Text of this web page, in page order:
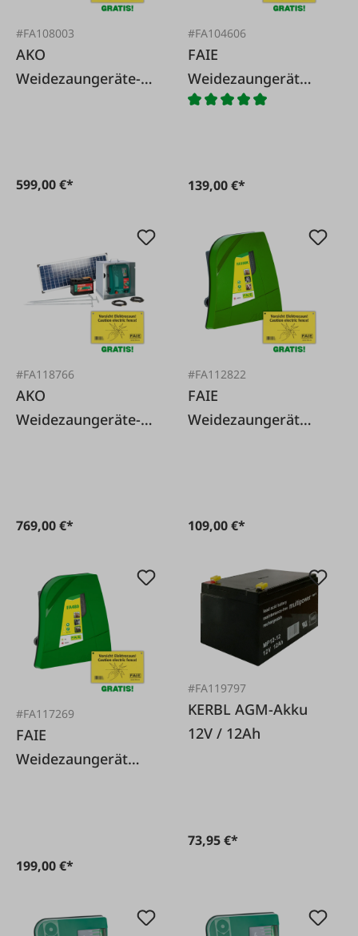
#FA108003
AKO
Weidezaungeräte-
599,00 €*
#FA104606
FAIE
Weidezaungerät
FA30K - 230/12/9V
139,00 €*
#FA118766
AKO
Weidezaungeräte-
769,00 €*
#FA112822
FAIE
Weidezaungerät
109,00 €*
#FA117269
FAIE
Weidezaungerät
199,00 €*
#FA119797
KERBL AGM-Akku
12V / 12Ah
73,95 €*